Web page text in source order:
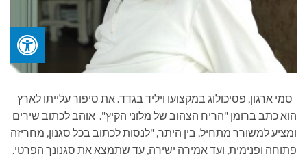
סמי ארגון, פסיכולוג במקצועו ויליד בגדד. את סיפור עלייתו לארץ
הוא כתב ברומן "הריח הצהוב של מלוני הקיץ". אוהב לכתוב שירים
ומציע למשורר מתחיל, בין היתר, "לנסות לכתוב בכל סגנון, מחריזה
פתוחה ופנימית, ועד אמירה ישירה, עד שתמצא את סגנונך הפרטי.